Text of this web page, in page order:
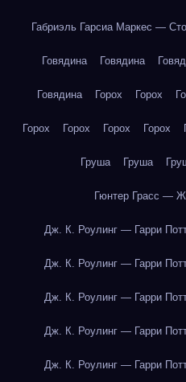
Габриэль Гарсиа Маркес —
Говядина Говядина
Говядина Горох Горох
Горох Горох Горох Горох
Груша Груша
Гюнтер Грасс —
Дж. К. Роулинг — Гарри
Дж. К. Роулинг — Гарри
Дж. К. Роулинг — Гарри
Дж. К. Роулинг — Гарри
Дж. К. Роулинг — Гарри